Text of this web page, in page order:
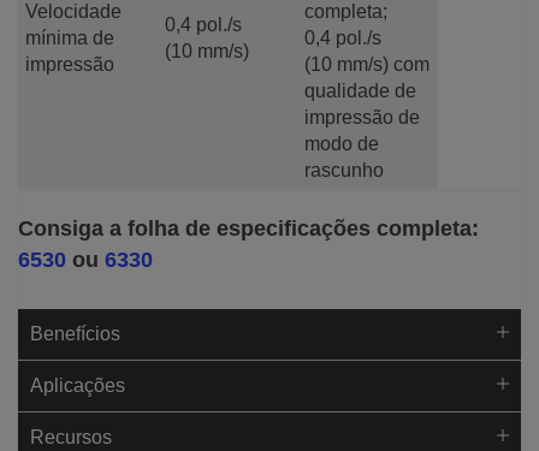
Velocidade
mínima de
impressão
0,4 pol./s
(10 mm/s)
completa;
0,4 pol./s
(10 mm/s) com
qualidade de
impressão de
modo de
rascunho
Consiga a folha de especificações completa:
6530 ou 6330
Benefícios
Aplicações
Recursos